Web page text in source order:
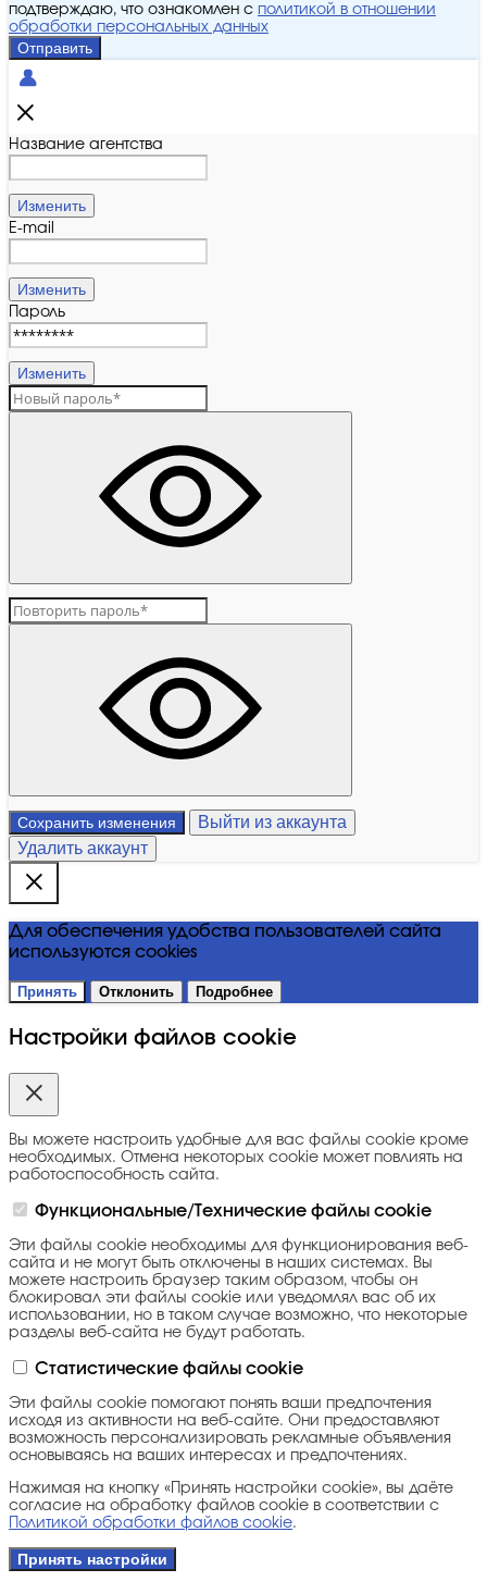
подтверждаю, что ознакомлен с политикой в отношении
обработки персональных данных
Отправить
Название агентства
Изменить
E-mail
Изменить
Пароль
Изменить
Сохранить изменения
Выйти из аккаунта
Удалить аккаунт
Для обеспечения удобства пользователей сайта
используются cookies
Принять Отклонить Подробнее
Настройки файлов cookie
Вы можете настроить удобные для вас файлы cookie кроме
необходимых. Отмена некоторых cookie может повлиять на
работоспособность сайта.
Функциональные/Технические файлы cookie
Эти файлы cookie необходимы для функционирования веб-
сайта и не могут быть отключены в наших системах. Вы
можете настроить браузер таким образом, чтобы он
блокировал эти файлы cookie или уведомлял вас об их
использовании, но в таком случае возможно, что некоторые
разделы веб-сайта не будут работать.
Статистические файлы cookie
Эти файлы cookie помогают понять ваши предпочтения
исходя из активности на веб-сайте. Они предоставляют
возможность персонализировать рекламные объявления
основываясь на ваших интересах и предпочтениях.
Нажимая на кнопку «Принять настройки cookie», вы даёте
согласие на обработку файлов cookie в соответствии с
Политикой обработки файлов cookie.
Принять настройки